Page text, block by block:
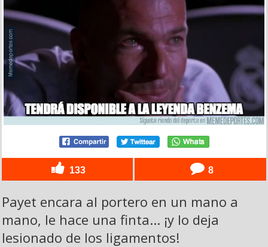
133 8
Payet encara al portero en un mano a
mano, le hace una finta... ¡y lo deja
lesionado de los ligamentos!